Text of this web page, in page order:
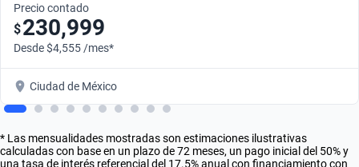
Precio contado
$230,999
Desde $4,555 /mes*
Ciudad de México
* Las mensualidades mostradas son estimaciones ilustrativas
calculadas con base en un plazo de 72 meses, un pago inicial del 50% y
una tasa de interés referencial del 17.5% anual con financiamiento con